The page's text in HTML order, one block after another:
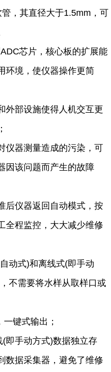
，其直径大于1.5mm，可
芯片，核心板的扩展能
环境，使仪器操作更简
外部设施使得人机交互更
仪器测量造成的污染，可
因该问题而产生的故障
后仪器返回自动模式，按
全程监控，大大减少维修
动式)和离线式(即手动
不需要将水样从取样口或
键式输出；
即手动方式)数据独立存
数据采集器，避免了维修